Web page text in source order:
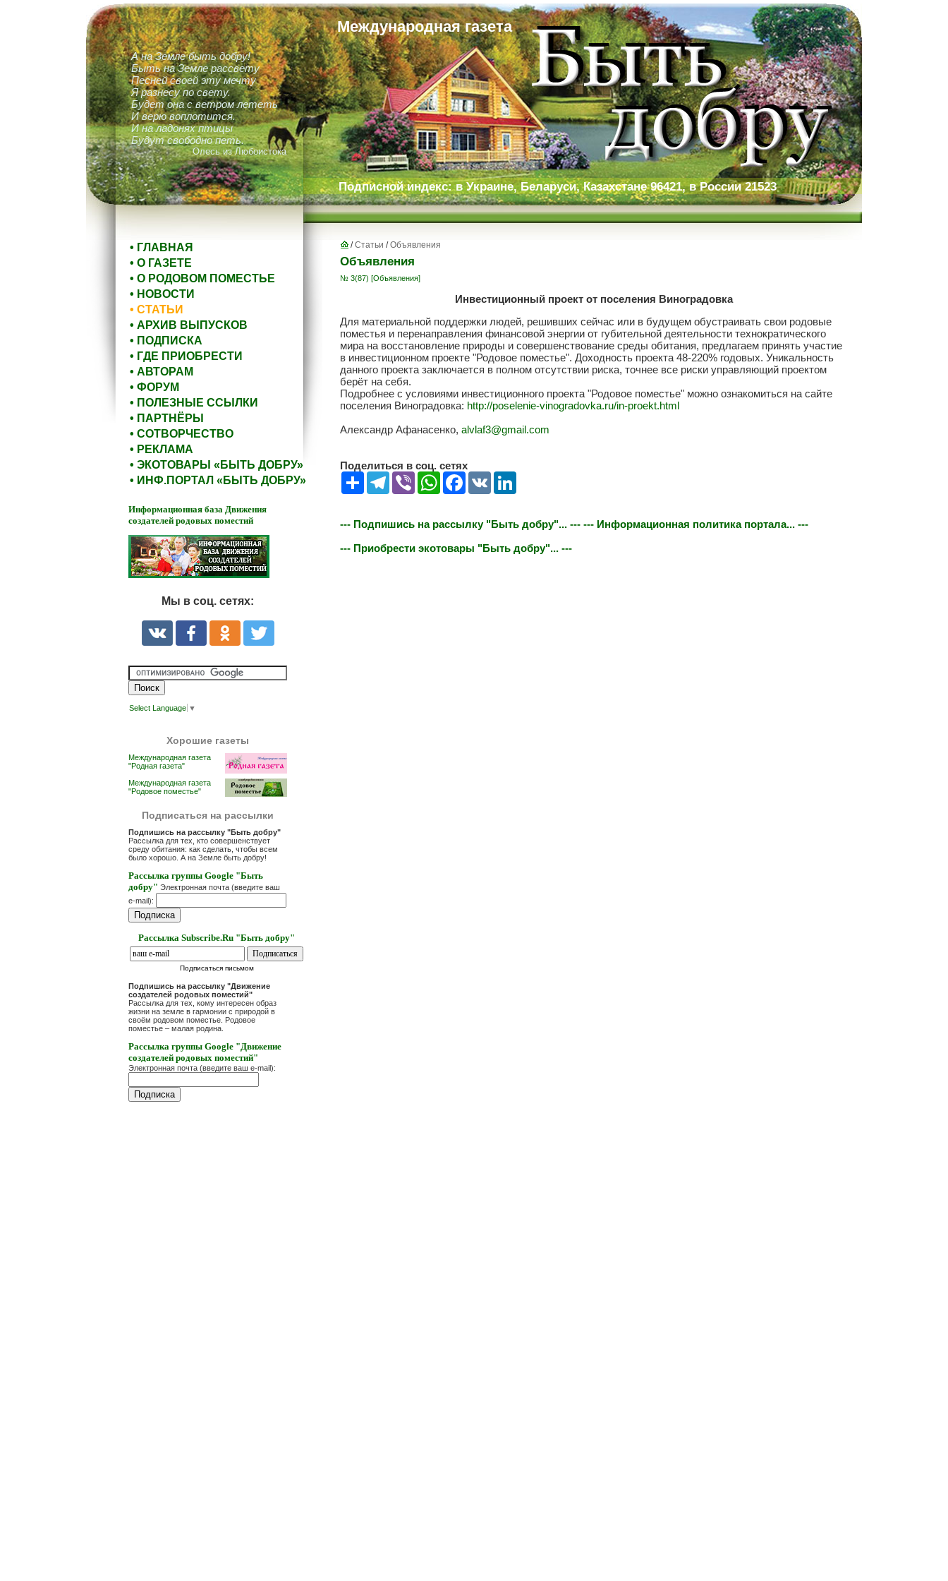
Международная газета
А на Земле быть добру!
Быть на Земле рассвету
Песней своей эту мечту
Я разнесу по свету.
Будет она с ветром лететь
И верю воплотится.
И на ладонях птицы
Будут свободно петь.
Олесь из Любоистока
Подписной индекс: в Украине, Беларуси, Казахстане 96421, в России 21523
• ГЛАВНАЯ
• О ГАЗЕТЕ
• О РОДОВОМ ПОМЕСТЬЕ
• НОВОСТИ
• СТАТЬИ
• АРХИВ ВЫПУСКОВ
• ПОДПИСКА
• ГДЕ ПРИОБРЕСТИ
• АВТОРАМ
• ФОРУМ
• ПОЛЕЗНЫЕ ССЫЛКИ
• ПАРТНЁРЫ
• СОТВОРЧЕСТВО
• РЕКЛАМА
• ЭКОТОВАРЫ «БЫТЬ ДОБРУ»
• ИНФ.ПОРТАЛ «БЫТЬ ДОБРУ»
Информационная база Движения
создателей родовых поместий
Мы в соц. сетях:
Select Language ▼
Хорошие газеты
Международная газета
"Родная газета"
Международная газета
"Родовое поместье"
Подписаться на рассылки
Подпишись на рассылку "Быть добру"
Рассылка для тех, кто совершенствует
среду обитания: как сделать, чтобы всем
было хорошо. А на Земле быть добру!
Рассылка группы Google "Быть
добру" Электронная почта (введите ваш
e-mail):
Рассылка Subscribe.Ru "Быть добру"
Подписаться письмом
Подпишись на рассылку "Движение
создателей родовых поместий"
Рассылка для тех, кому интересен образ
жизни на земле в гармонии с природой в
своём родовом поместье. Родовое
поместье – малая родина.
Рассылка группы Google "Движение
создателей родовых поместий"
Электронная почта (введите ваш e-mail):
/Статьи /Объявления
Объявления
№ 3(87) [Объявления]
Инвестиционный проект от поселения Виноградовка
Для материальной поддержки людей, решивших сейчас или в будущем обустраивать свои родовые
поместья и перенаправления финансовой энергии от губительной деятельности технократического
мира на восстановление природы и совершенствование среды обитания, предлагаем принять участие
в инвестиционном проекте "Родовое поместье". Доходность проекта 48-220% годовых. Уникальность
данного проекта заключается в полном отсутствии риска, точнее все риски управляющий проектом
берёт на себя.
Подробнее с условиями инвестиционного проекта "Родовое поместье" можно ознакомиться на сайте
поселения Виноградовка: http://poselenie-vinogradovka.ru/in-proekt.html
Александр Афанасенко, alvlaf3@gmail.com
Поделиться в соц. сетях
Share Telegram
Viber WhatsAppFacebook
VK
--- Подпишись на рассылку "Быть добру"... --- --- Информационная политика портала... ---
--- Приобрести экотовары "Быть добру"... ---